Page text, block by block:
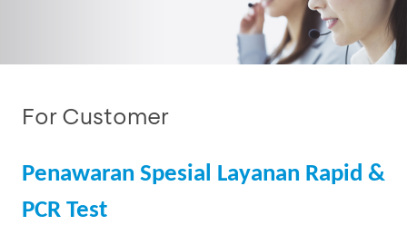
For Customer
Penawaran Spesial Layanan Rapid &
PCR Test